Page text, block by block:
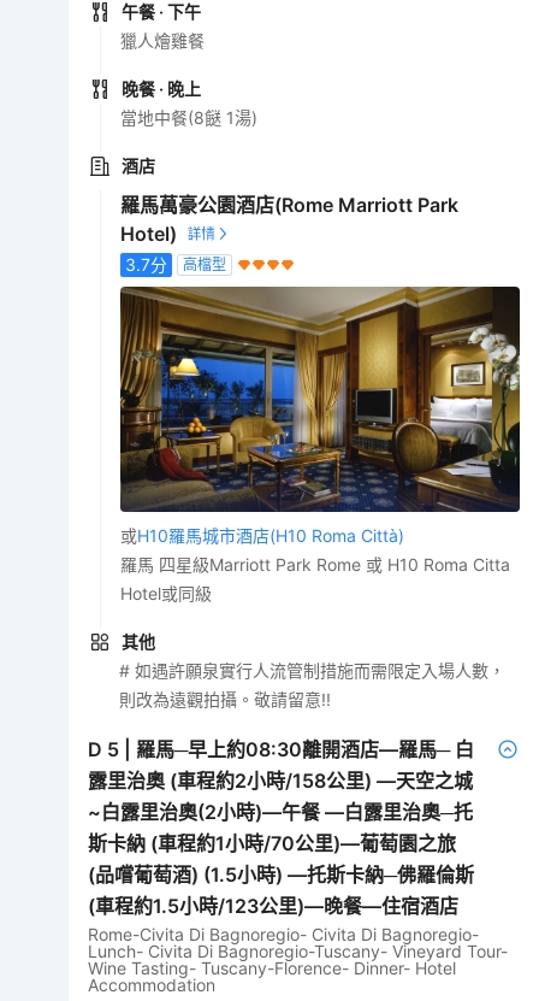
午餐 · 下午
獵人燴雞餐
晚餐 · 晚上
當地中餐(8餸 1湯)
酒店
羅馬萬豪公園酒店(Rome Marriott Park
Hotel)
3.7分 高檔型
或H10羅馬城市酒店(H10 Roma Città)
羅馬 四星級Marriott Park Rome 或 H10 Roma Citta
Hotel或同級
其他
# 如遇許願泉實行人流管制措施而需限定入場人數，
則改為遠觀拍攝。敬請留意!!
D 5
羅馬─早上約08:30離開酒店—羅馬─ 白
露里治奧 (車程約2小時/158公里) —天空之城
~白露里治奧(2小時)—午餐 —白露里治奧─托
斯卡納 (車程約1小時/70公里)—葡萄園之旅
(品嚐葡萄酒) (1.5小時) —托斯卡納─佛羅倫斯
(車程約1.5小時/123公里)—晚餐—住宿酒店
Rome-Civita Di Bagnoregio- Civita Di Bagnoregio-
Lunch- Civita Di Bagnoregio-Tuscany- Vineyard Tour-
Wine Tasting- Tuscany-Florence- Dinner- Hotel
Accommodation